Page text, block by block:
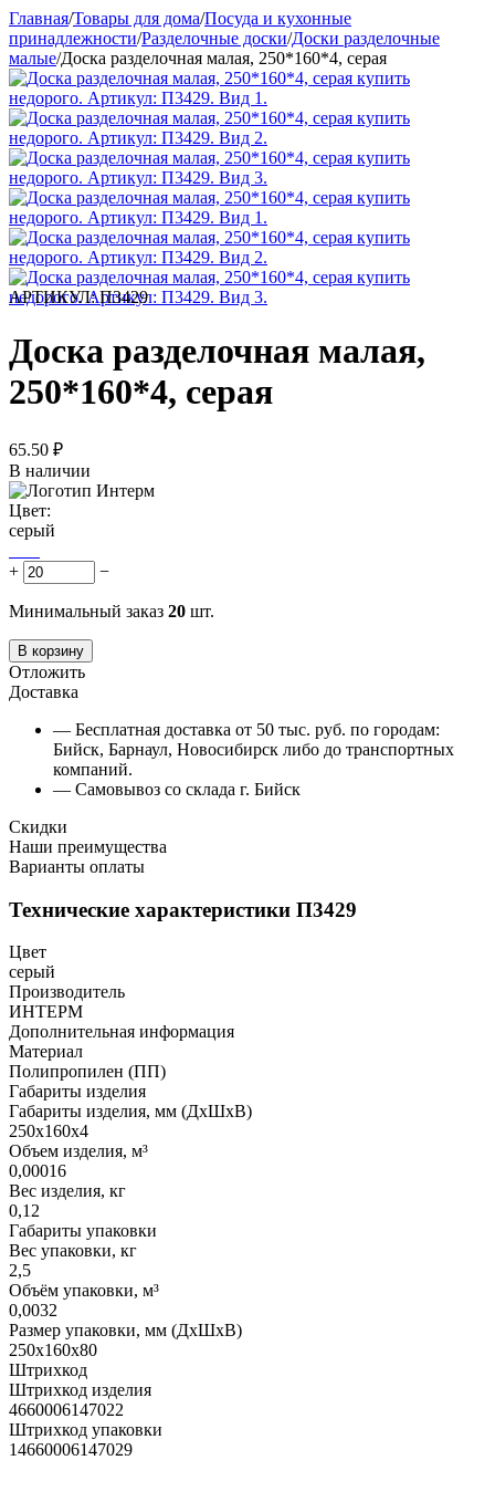
Главная/Товары для дома/Посуда и кухонные
принадлежности/Разделочные доски/Доски разделочные
малые/Доска разделочная малая, 250*160*4, серая
АРТИКУЛ: П3429
Доска разделочная малая,
250*160*4, серая
65.50 ₽
В наличии
Цвет:
серый
+ −
Минимальный заказ 20 шт.
В корзину
Отложить
Доставка
— Бесплатная доставка от 50 тыс. руб. по городам:
Бийск, Барнаул, Новосибирск либо до транспортных
компаний.
— Самовывоз со склада г. Бийск
Скидки
Наши преимущества
Варианты оплаты
Технические характеристики П3429
Цвет
серый
Производитель
ИНТЕРМ
Дополнительная информация
Материал
Полипропилен (ПП)
Габариты изделия
Габариты изделия, мм (ДхШхВ)
250х160х4
Объем изделия, м³
0,00016
Вес изделия, кг
0,12
Габариты упаковки
Вес упаковки, кг
2,5
Объём упаковки, м³
0,0032
Размер упаковки, мм (ДхШхВ)
250х160х80
Штрихкод
Штрихкод изделия
4660006147022
Штрихкод упаковки
14660006147029